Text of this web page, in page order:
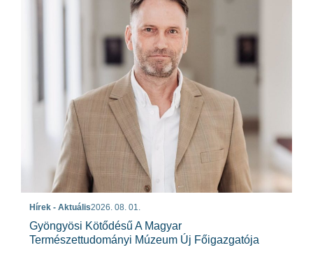
Hírek - Aktuális2026. 08. 01.
Gyöngyösi Kötődésű A Magyar
Természettudományi Múzeum Új Főigazgatója